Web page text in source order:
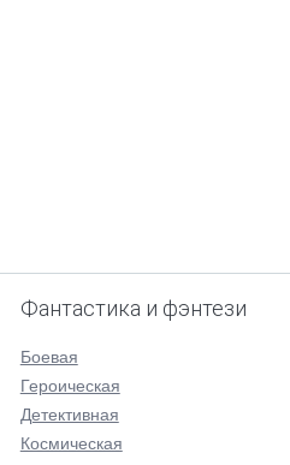
Фантастика и фэнтези
Боевая
Героическая
Детективная
Космическая